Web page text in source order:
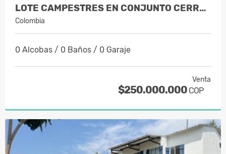
LOTE CAMPESTRES EN CONJUNTO CERRADO
Colombia
0 Alcobas / 0 Baños / 0 Garaje
Venta
$250.000.000 COP